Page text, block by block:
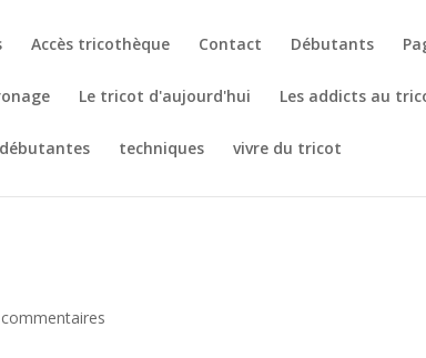
Accès tricothèque Contact Débutants
Le tricot d'aujourd'hui Les addicts au
techniques vivre du tricot